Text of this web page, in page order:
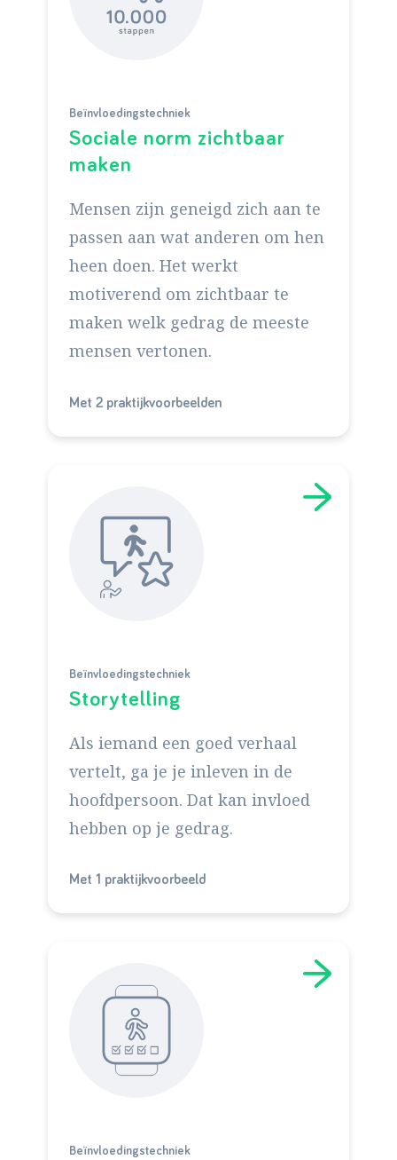
Beïnvloedingstechniek
Sociale norm zichtbaar
maken
Mensen zijn geneigd zich aan te
passen aan wat anderen om hen
heen doen. Het werkt
motiverend om zichtbaar te
maken welk gedrag de meeste
mensen vertonen.
Met 2 praktijkvoorbeelden
Beïnvloedingstechniek
Storytelling
Als iemand een goed verhaal
vertelt, ga je je inleven in de
hoofdpersoon. Dat kan invloed
hebben op je gedrag.
Met 1 praktijkvoorbeeld
Beïnvloedingstechniek